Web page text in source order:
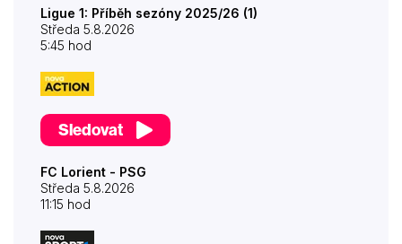
Ligue 1: Příběh sezóny 2025/26 (1)
Středa 5.8.2026
5:45 hod
Sledovat
FC Lorient - PSG
Středa 5.8.2026
11:15 hod